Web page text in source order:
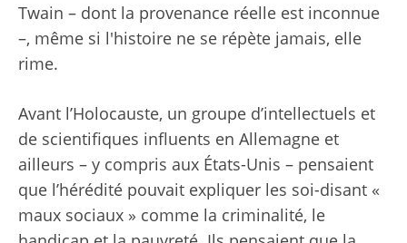
Twain – dont la provenance réelle est inconnue
–, même si l'histoire ne se répète jamais, elle
rime.
Avant l’Holocauste, un groupe d’intellectuels et
de scientifiques influents en Allemagne et
ailleurs – y compris aux États-Unis – pensaient
que l’hérédité pouvait expliquer les soi-disant «
maux sociaux » comme la criminalité, le